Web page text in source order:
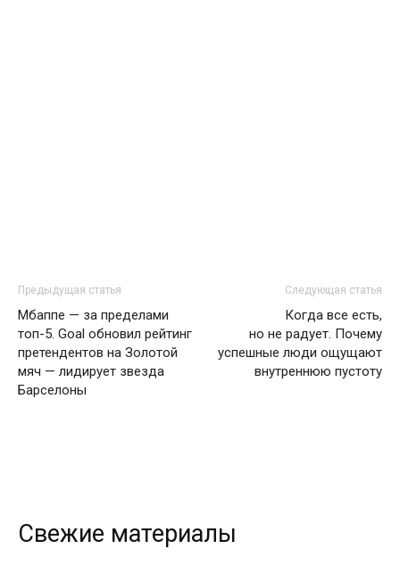
Предыдущая статья
Мбаппе — за пределами
топ-5. Goal обновил рейтинг
претендентов на Золотой
мяч — лидирует звезда
Барселоны
Следующая статья
Когда все есть,
но не радует. Почему
успешные люди ощущают
внутреннюю пустоту
Свежие материалы